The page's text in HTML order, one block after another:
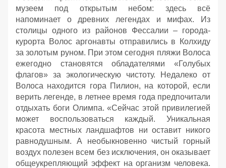
музеем под открытым небом: здесь всё
напоминает о древних легендах и мифах. Из
столицы одного из районов Фессалии – города-
курорта Волос аргонавты отправились в Колхиду
за золотым руном. При этом сегодня пляжи Волоса
ежегодно становятся обладателями «Голубых
флагов» за экологическую чистоту. Недалеко от
Волоса находится гора Пилион, на которой, если
верить легенде, в летнее время года предпочитали
отдыхать боги Олимпа. «Сейчас этой привилегией
может воспользоваться каждый. Уникальная
красота местных ландшафтов ни оставит никого
равнодушным. А необыкновенно чистый горный
воздух полезен всем без исключения, он оказывает
общеукрепляющий эффект на организм человека.